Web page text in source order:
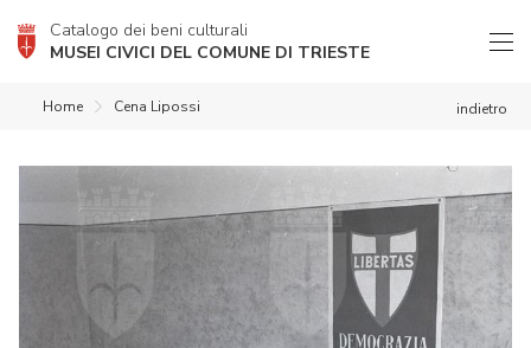
Catalogo dei beni culturali
MUSEI CIVICI DEL COMUNE DI TRIESTE
indietro
Home Cena Lipossi